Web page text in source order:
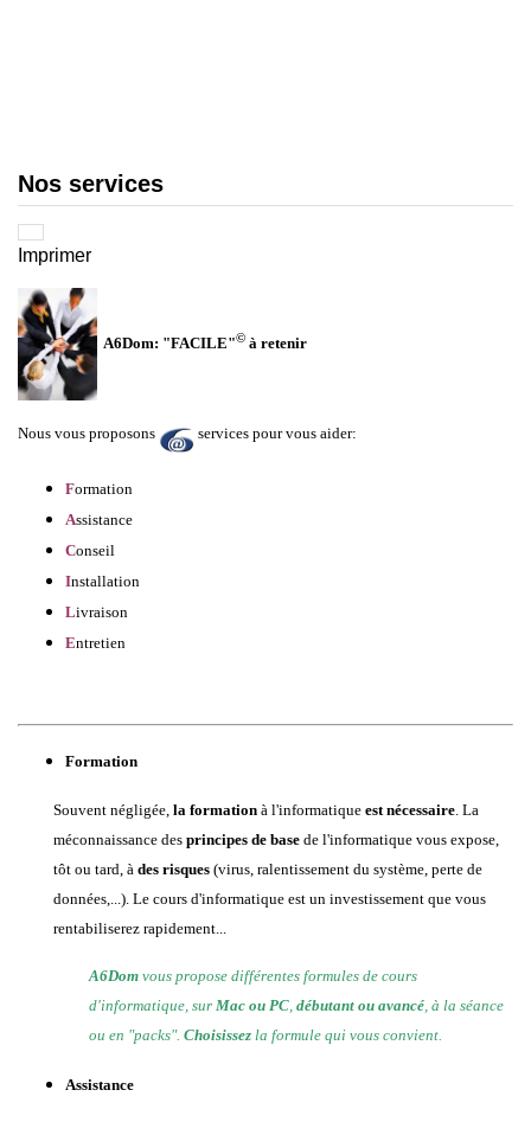
Nos services
Imprimer
A6Dom: "FACILE"© à retenir
Nous vous proposons services pour vous aider:
Formation
Assistance
Conseil
Installation
Livraison
Entretien
Formation
Souvent négligée, la formation à l'informatique est nécessaire . La
méconnaissance des principes de base de l'informatique vous expose,
tôt ou tard, à des risques (virus, ralentissement du système, perte de
données,...). Le cours d'informatique est un investissement que vous
rentabiliserez rapidement...
A6Dom vous propose différentes formules de cours
d'informatique, sur Mac ou PC débutant ou avancé , à la séance
ou en "packs". Choisissez la formule qui vous convient.
Assistance